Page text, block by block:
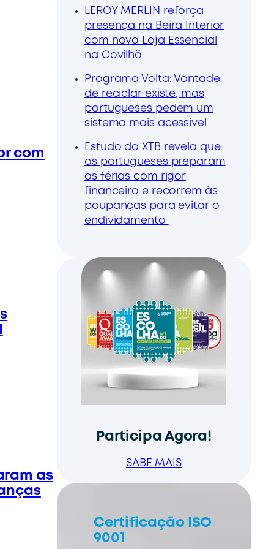
com
as
LEROY MERLIN reforça
presença na Beira Interior
com nova Loja Essencial
na Covilhã
Programa Volta: Vontade
de reciclar existe, mas
portugueses pedem um
sistema mais acessível
Estudo da XTB revela que
os portugueses preparam
as férias com rigor
financeiro e recorrem às
poupanças para evitar o
endividamento
Participa Agora!
SABE MAIS
Certificação ISO
9001